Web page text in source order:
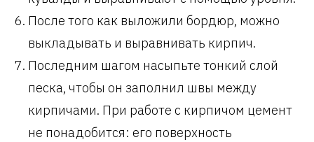
После того как выложили бордюр, можно
выкладывать и выравнивать кирпич.
Последним шагом насыпьте тонкий слой
песка, чтобы он заполнил швы между
кирпичами. При работе с кирпичом цемент
не понадобится: его поверхность